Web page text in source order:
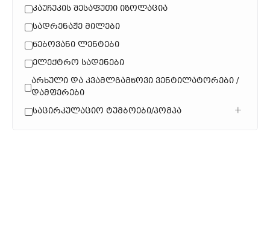
Კაუჩუკის Შესაფუთი Იზოლაცია
Სადრენაჟე Მილები
Წებოვანი Ლენტები
Ელექტრო Სადენები
Არხული Და Კვამლგამწოვი Ვენტილატორები /
Დამფერები
Საცირკულაციო Ტუმბოები/პომპა